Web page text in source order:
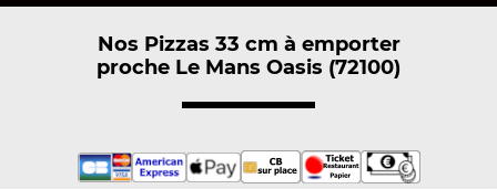
Nos Pizzas 33 cm à emporter
proche Le Mans Oasis (72100)